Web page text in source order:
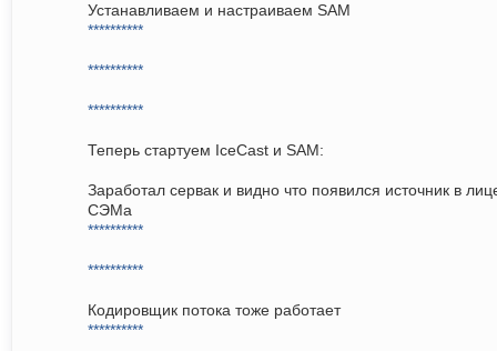
Устанавливаем и настраиваем SAM
**********
**********
**********
Теперь стартуем IceCast и SAM:
Заработал сервак и видно что появился источник в
СЭМа
**********
**********
Кодировщик потока тоже работает
**********